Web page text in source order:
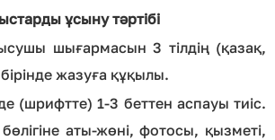
ұсыну тәртібі
шығармасын 3 тілдің (қазақ,
жазуға құқылы.
(шрифтте) 1-3 беттен аспауы тиіс.
аты-жөні, фотосы, қызметі,